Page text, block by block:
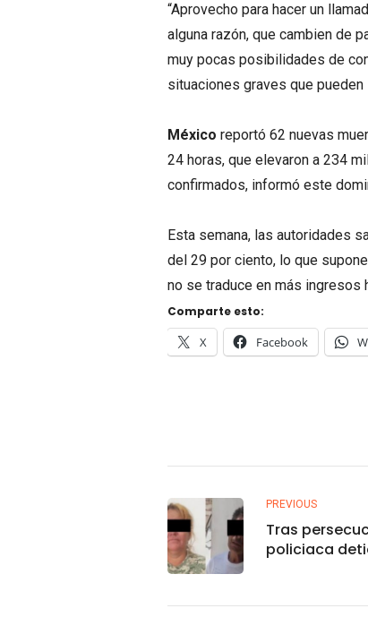
“Aprovecho para hacer un
alguna razón, que cambien de
muy pocas posibilidades de
situaciones graves que
México reportó 62 nuevas
24 horas, que elevaron a 234
confirmados, informó este
Esta semana, las autoridades
del 29 por ciento, lo que
no se traduce en más ingresos
Comparte esto:
X Facebook
PREVIOUS
Tras
policiaca